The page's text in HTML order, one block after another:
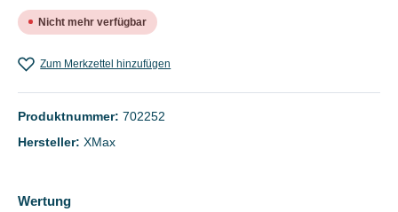
Nicht mehr verfügbar
Zum Merkzettel hinzufügen
Produktnummer: 702252
Hersteller: XMax
Wertung